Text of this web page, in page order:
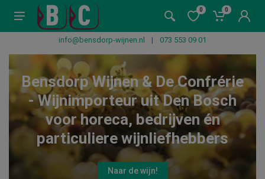
0 0
info@bensdorp-wijnen.nl | 073 553 09 01
Bensdorp Wijnen & De Confrérie
- Wijnimporteur uit Den Bosch
voor horeca, bedrijven én
particuliere wijnliefhebbers
Naar de wijn!